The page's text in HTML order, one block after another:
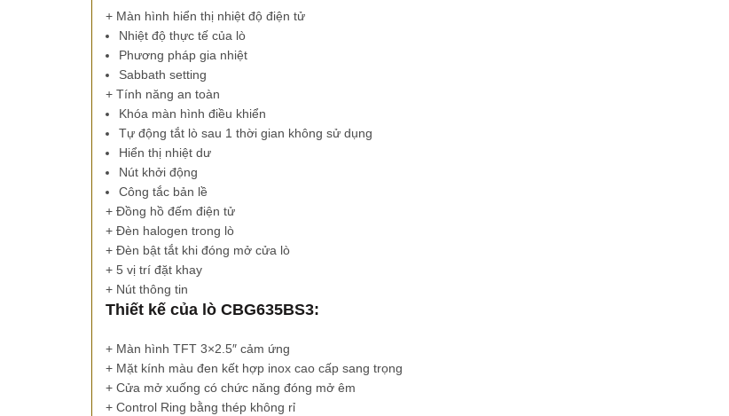
+ Màn hình hiển thị nhiệt độ điện tử
Nhiệt độ thực tế của lò
Phương pháp gia nhiệt
Sabbath setting
+ Tính năng an toàn
Khóa màn hình điều khiển
Tự động tắt lò sau 1 thời gian không sử dụng
Hiển thị nhiệt dư
Nút khởi động
Công tắc bản lề
+ Đồng hồ đếm điện tử
+ Đèn halogen trong lò
+ Đèn bật tắt khi đóng mở cửa lò
+ 5 vị trí đặt khay
+ Nút thông tin
Thiết kế của lò CBG635BS3:
+ Màn hình TFT 3×2.5″ cảm ứng
+ Mặt kính màu đen kết hợp inox cao cấp sang trọng
+ Cửa mở xuống có chức năng đóng mở êm
+ Control Ring bằng thép không rỉ